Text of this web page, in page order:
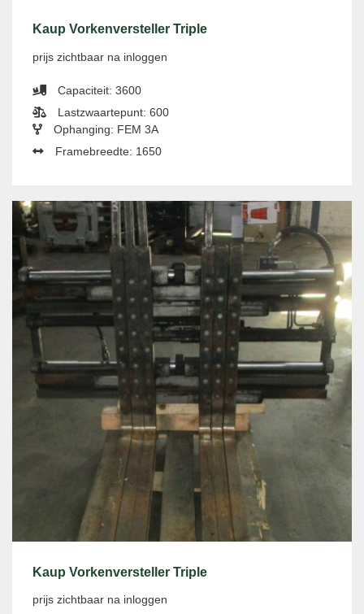
Kaup Vorkenversteller Triple
prijs zichtbaar na inloggen
Capaciteit: 3600
Lastzwaartepunt: 600
Ophanging: FEM 3A
Framebreedte: 1650
Kaup Vorkenversteller Triple
prijs zichtbaar na inloggen